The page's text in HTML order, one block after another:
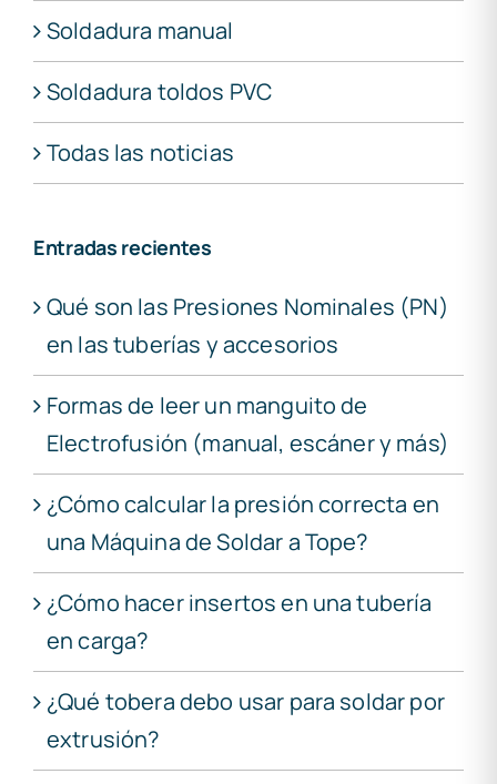
Soldadura manual
Soldadura toldos PVC
Todas las noticias
Entradas recientes
Qué son las Presiones Nominales (PN)
en las tuberías y accesorios
Formas de leer un manguito de
Electrofusión (manual, escáner y más)
¿Cómo calcular la presión correcta en
una Máquina de Soldar a Tope?
¿Cómo hacer insertos en una tubería
en carga?
¿Qué tobera debo usar para soldar por
extrusión?